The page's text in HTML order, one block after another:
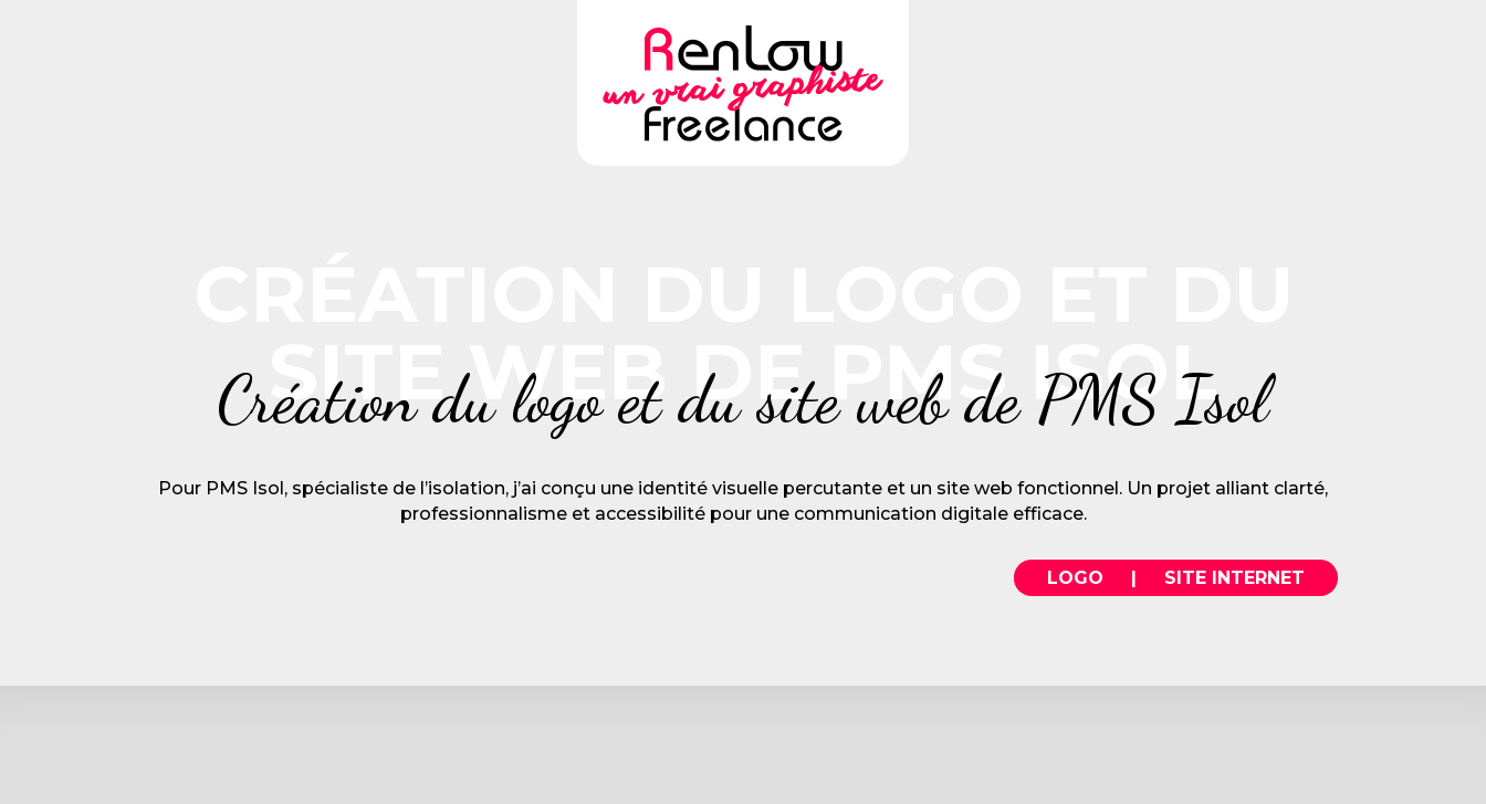
SITE WEB DE PMS ISOL
Création du logo et du site web de PMS Isol
Pour PMS Isol, spécialiste de l’isolation, j’ai conçu une identité visuelle percutante et un site web fonctionnel. Un projet alliant clarté,
professionnalisme et accessibilité pour une communication digitale efficace.
LOGO | SITE INTERNET